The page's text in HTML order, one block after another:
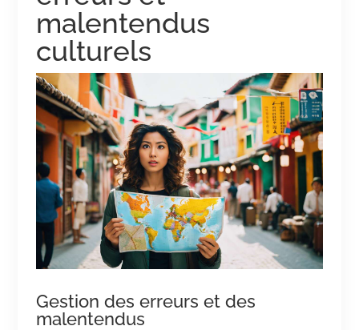
malentendus
culturels
Gestion des erreurs et des
malentendus